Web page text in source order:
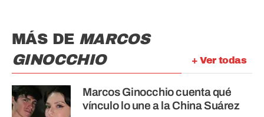
+ Ver todas
MÁS DE MARCOS
GINOCCHIO
Marcos Ginocchio cuenta qué
vínculo lo une a la China Suárez